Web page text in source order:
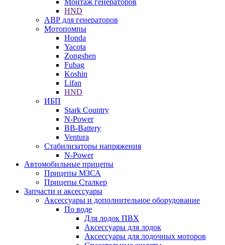
Монтаж генераторов
HND
АВР для генераторов
Мотопомпы
Honda
Yacota
Zongshen
Fubag
Koshin
Lifan
HND
ИБП
Stark Country
N-Power
BB-Battery
Ventura
Стабилизаторы напряжения
N-Power
Автомобильные прицепы
Прицепы МЗСА
Прицепы Сталкер
Запчасти и аксессуары
Аксессуары и дополнительное оборудование
По воде
Для лодок ПВХ
Аксессуары для лодок
Аксессуары для лодочных моторов